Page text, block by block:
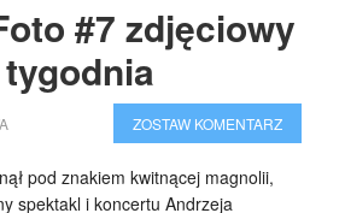
#7 zdjęciowy
ZOSTAW KOMENTARZ
pod znakiem kwitnącej magnolii,
spektakl i koncertu Andrzeja